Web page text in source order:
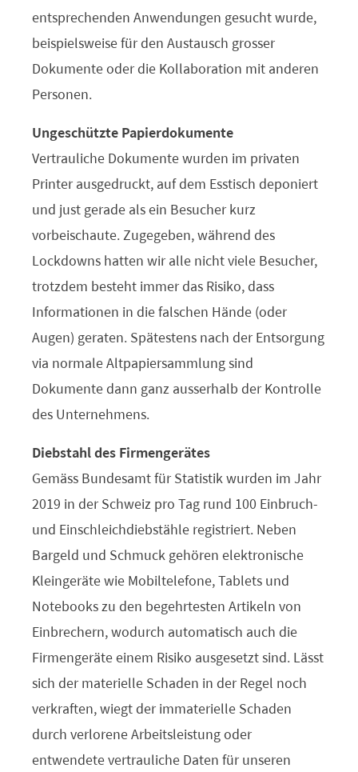
entsprechenden Anwendungen gesucht wurde,
beispielsweise für den Austausch grosser
Dokumente oder die Kollaboration mit anderen
Personen.
Ungeschützte Papierdokumente
Vertrauliche Dokumente wurden im privaten
Printer ausgedruckt, auf dem Esstisch deponiert
und just gerade als ein Besucher kurz
vorbeischaute. Zugegeben, während des
Lockdowns hatten wir alle nicht viele Besucher,
trotzdem besteht immer das Risiko, dass
Informationen in die falschen Hände (oder
Augen) geraten. Spätestens nach der Entsorgung
via normale Altpapiersammlung sind
Dokumente dann ganz ausserhalb der Kontrolle
des Unternehmens.
Diebstahl des Firmengerätes
Gemäss Bundesamt für Statistik wurden im Jahr
2019 in der Schweiz pro Tag rund 100 Einbruch-
und Einschleichdiebstähle registriert. Neben
Bargeld und Schmuck gehören elektronische
Kleingeräte wie Mobiltelefone, Tablets und
Notebooks zu den begehrtesten Artikeln von
Einbrechern, wodurch automatisch auch die
Firmengeräte einem Risiko ausgesetzt sind. Lässt
sich der materielle Schaden in der Regel noch
verkraften, wiegt der immaterielle Schaden
durch verlorene Arbeitsleistung oder
entwendete vertrauliche Daten für unseren